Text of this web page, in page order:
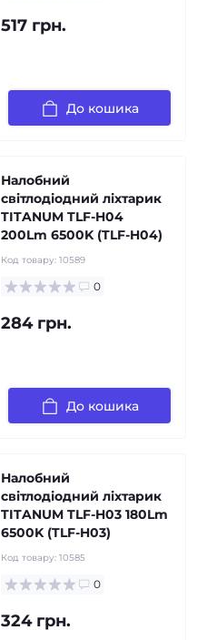
517 грн.
До кошика
Налобний
світлодіодний ліхтарик
TITANUM TLF-H04
200Lm 6500K (TLF-H04)
Код товару: 10589
0
284 грн.
До кошика
Налобний
світлодіодний ліхтарик
TITANUM TLF-H03 180Lm
6500K (TLF-H03)
Код товару: 10585
0
324 грн.